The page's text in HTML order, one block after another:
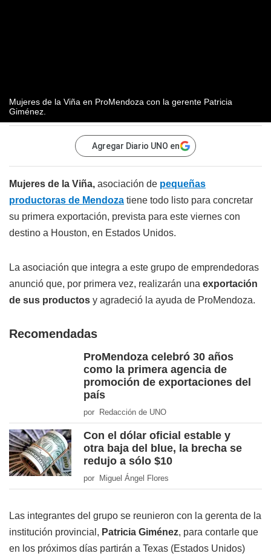
Mujeres de la Viña en ProMendoza con la gerente Patricia
Giménez.
Agregar Diario UNO en
Mujeres de la Viña, asociación de pequeñas
productoras de Mendoza tiene todo listo para concretar
su primera exportación, prevista para este viernes con
destino a Houston, en Estados Unidos.
La asociación que integra a este grupo de emprendedoras
anunció que, por primera vez, realizarán una exportación
de sus productos y agradeció la ayuda de ProMendoza.
Recomendadas
ProMendoza celebró 30 años
como la primera agencia de
promoción de exportaciones del
país
por Redacción de UNO
Con el dólar oficial estable y
otra baja del blue, la brecha se
redujo a sólo $10
por Miguel Ángel Flores
Las integrantes del grupo se reunieron con la gerenta de la
institución provincial, Patricia Giménez, para contarle que
en los próximos días partirán a Texas (Estados Unidos)